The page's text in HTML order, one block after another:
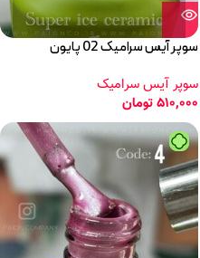
سوپر آیس سرامیک 02 پایون
سوپر آیس سرامیک
510,000تومان